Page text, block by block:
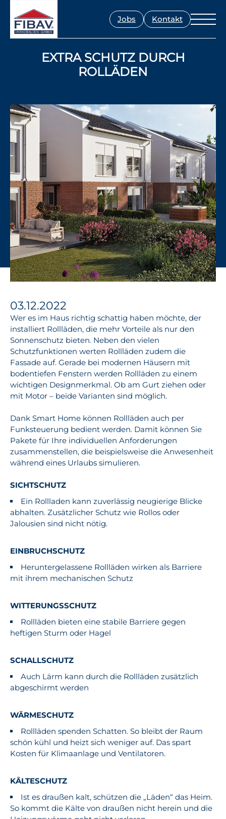
Jobs Kontakt
EXTRA SCHUTZ DURCH
ROLLÄDEN
03.12.2022
Wer es im Haus richtig schattig haben möchte, der
installiert Rollläden, die mehr Vorteile als nur den
Sonnenschutz bieten. Neben den vielen
Schutzfunktionen werten Rollläden zudem die
Fassade auf. Gerade bei modernen Häusern mit
bodentiefen Fenstern werden Rollläden zu einem
wichtigen Designmerkmal. Ob am Gurt ziehen oder
mit Motor – beide Varianten sind möglich.
Dank Smart Home können Rollläden auch per
Funksteuerung bedient werden. Damit können Sie
Pakete für Ihre individuellen Anforderungen
zusammenstellen, die beispielsweise die Anwesenheit
während eines Urlaubs simulieren.
SICHTSCHUTZ
Ein Rollladen kann zuverlässig neugierige Blicke
abhalten. Zusätzlicher Schutz wie Rollos oder
Jalousien sind nicht nötig.
EINBRUCHSCHUTZ
Heruntergelassene Rollläden wirken als Barriere
mit ihrem mechanischen Schutz
WITTERUNGSSCHUTZ
Rollläden bieten eine stabile Barriere gegen
heftigen Sturm oder Hagel
SCHALLSCHUTZ
Auch Lärm kann durch die Rollläden zusätzlich
abgeschirmt werden
WÄRMESCHUTZ
Rollläden spenden Schatten. So bleibt der Raum
schön kühl und heizt sich weniger auf. Das spart
Kosten für Klimaanlage und Ventilatoren.
KÄLTESCHUTZ
Ist es draußen kalt, schützen die „Läden“ das Heim.
So kommt die Kälte von draußen nicht herein und die